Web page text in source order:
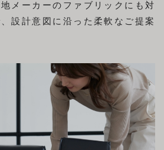
メーカーのファブリックにも対
設計意図に沿った柔軟なご提案